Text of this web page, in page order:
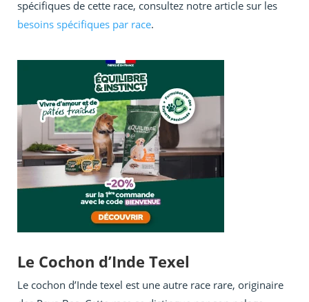
spécifiques de cette race, consultez notre article sur les
besoins spécifiques par race.
Le Cochon d’Inde Texel
Le cochon d’Inde texel est une autre race rare, originaire